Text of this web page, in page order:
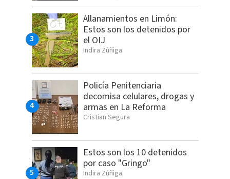
Allanamientos en Limón:
Estos son los detenidos por
el OIJ
Indira Zúñiga
Policía Penitenciaria
decomisa celulares, drogas y
armas en La Reforma
Cristian Segura
Estos son los 10 detenidos
por caso "Gringo"
Indira Zúñiga